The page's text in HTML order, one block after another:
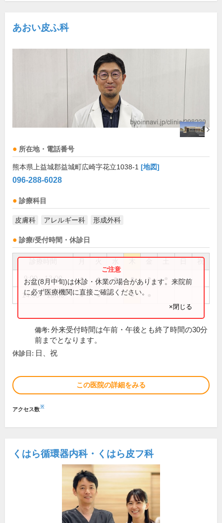
あおい皮ふ科
所在地・電話番号
熊本県上益城郡益城町広崎字花立1038-1 [地図]
096-288-6028
診療科目
皮膚科 アレルギー科 形成外科
診療/受付時間・休診日
祝
9:00～13:00 ● ● ● ● ●
14:00～18:00 ● ● ●
お盆(8月中旬)は休診・休業の場合があります。来院前
に必ず医療機関に直接ご確認ください。
×閉じる
備考: 外来受付時間は午前・午後とも終了時間の30分
前までとなります。
休診日: 日、祝
この医院の詳細をみる
アクセス数※
くはら循環器内科・くはら皮フ科